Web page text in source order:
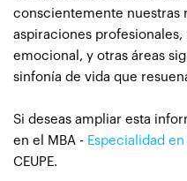
conscientemente nuestras
aspiraciones
emocional, y otras áreas
sinfonía de vida que
Si deseas ampliar esta
en el MBA - Especialidad
CEUPE.